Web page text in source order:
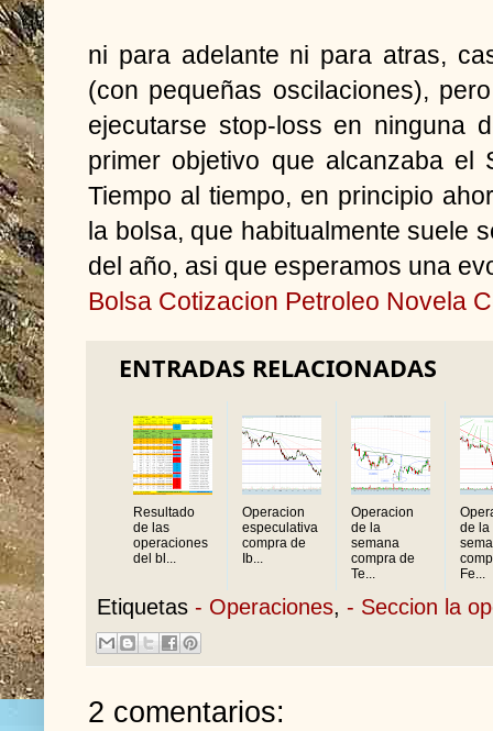
ni para adelante ni para atras,
(con pequeñas oscilaciones),
ejecutarse stop-loss en ninguna
primer objetivo que alcanzaba el
Tiempo al tiempo, en principio
la bolsa, que habitualmente suele
del año, asi que esperamos una
Bolsa Cotizacion Petroleo Novela
ENTRADAS RELACIONADAS
Resultado
de las
operaciones
del bl...
Operacion
especulativa
compra de
Ib...
Operacion
de la
semana
compra de
Te...
de la
Fe...
Etiquetas - Operaciones, - Seccion la
2 comentarios: